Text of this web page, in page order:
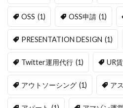
OSS (1) OSS申請 (1)
PRESENTATION DESIGN (1)
Twitter運用代行 (1) UR
アウトソーシング (1) ア